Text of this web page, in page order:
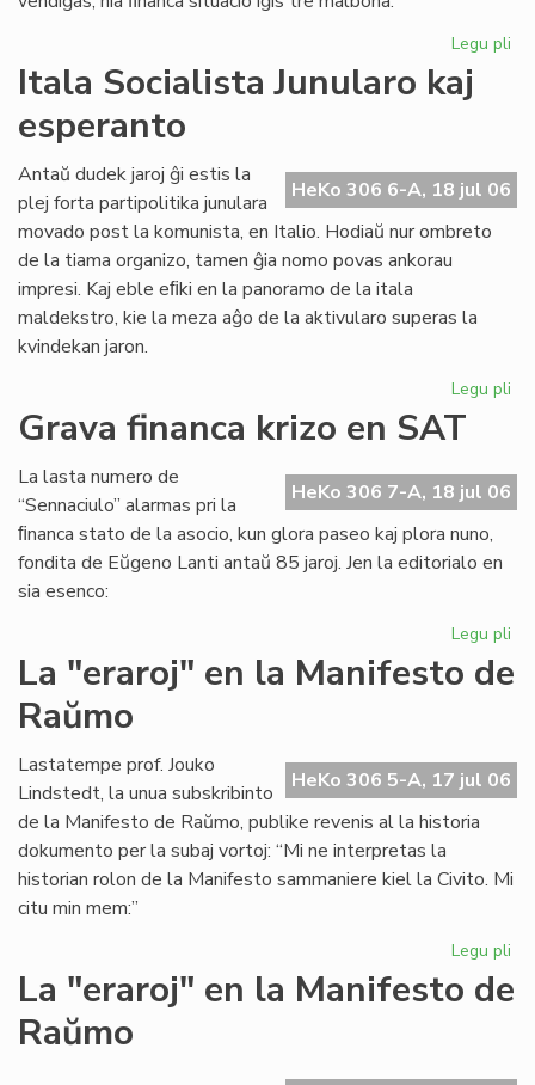
Legu pli
Itala Socialista Junularo kaj
esperanto
HeKo 306 6-A, 18 jul 06
Antaŭ dudek jaroj ĝi estis la
plej forta partipolitika junulara
movado post la komunista, en Italio. Hodiaŭ nur ombreto
de la tiama organizo, tamen ĝia nomo povas ankorau
impresi. Kaj eble eﬁki en la panoramo de la itala
maldekstro, kie la meza aĝo de la aktivularo superas la
kvindekan jaron.
Legu pli
Grava financa krizo en SAT
HeKo 306 7-A, 18 jul 06
La lasta numero de
“Sennaciulo” alarmas pri la
ﬁnanca stato de la asocio, kun glora paseo kaj plora nuno,
fondita de Eŭgeno Lanti antaŭ 85 jaroj. Jen la editorialo en
sia esenco:
Legu pli
La "eraroj" en la Manifesto de
Raŭmo
HeKo 306 5-A, 17 jul 06
Lastatempe prof. Jouko
Lindstedt, la unua subskribinto
de la Manifesto de Raŭmo, publike revenis al la historia
dokumento per la subaj vortoj: “Mi ne interpretas la
historian rolon de la Manifesto sammaniere kiel la Civito. Mi
citu min mem:”
Legu pli
La "eraroj" en la Manifesto de
Raŭmo